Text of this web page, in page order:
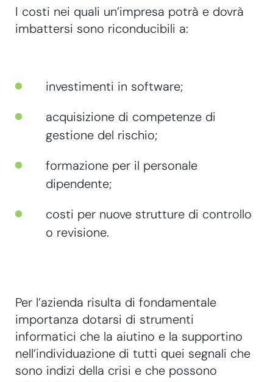
I costi nei quali un’impresa potrà e dovrà
imbattersi sono riconducibili a:
investimenti in software;
acquisizione di competenze di
gestione del rischio;
formazione per il personale
dipendente;
costi per nuove strutture di controllo
o revisione.
Per l’azienda risulta di fondamentale
importanza dotarsi di strumenti
informatici che la aiutino e la supportino
nell’individuazione di tutti quei segnali che
sono indizi della crisi e che possono